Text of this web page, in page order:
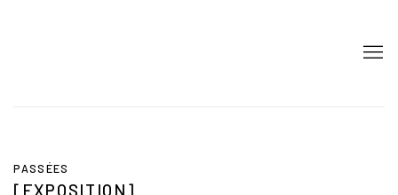
PASSÉES
[EXPOSITION]